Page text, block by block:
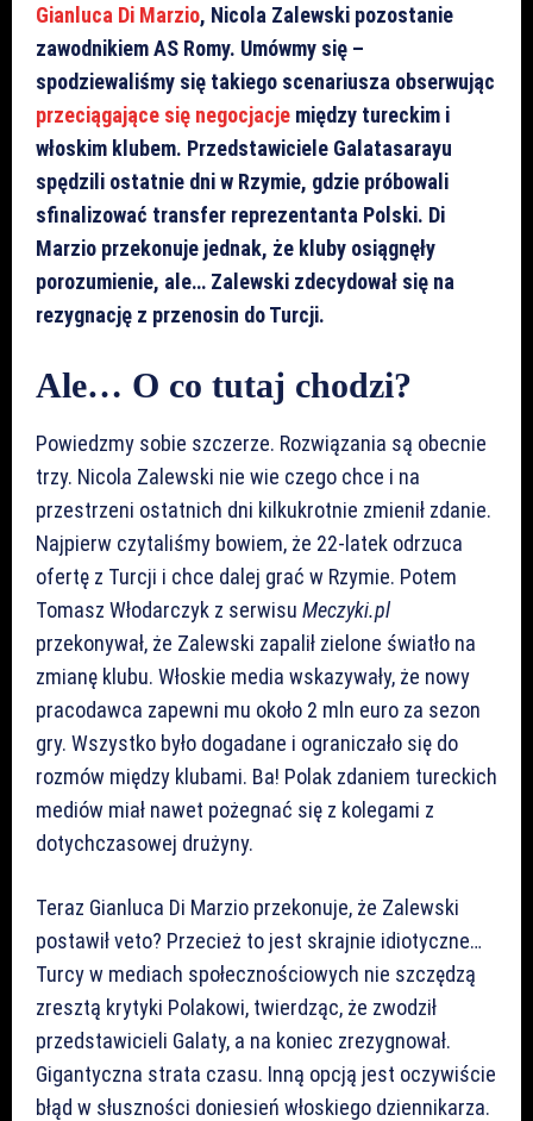
Gianluca Di Marzio, Nicola Zalewski pozostanie
zawodnikiem AS Romy. Umówmy się –
spodziewaliśmy się takiego scenariusza obserwując
przeciągające się negocjacje między tureckim i
włoskim klubem. Przedstawiciele Galatasarayu
spędzili ostatnie dni w Rzymie, gdzie próbowali
sfinalizować transfer reprezentanta Polski. Di
Marzio przekonuje jednak, że kluby osiągnęły
porozumienie, ale… Zalewski zdecydował się na
rezygnację z przenosin do Turcji.
Ale… O co tutaj chodzi?
Powiedzmy sobie szczerze. Rozwiązania są obecnie
trzy. Nicola Zalewski nie wie czego chce i na
przestrzeni ostatnich dni kilkukrotnie zmienił zdanie.
Najpierw czytaliśmy bowiem, że 22-latek odrzuca
ofertę z Turcji i chce dalej grać w Rzymie. Potem
Tomasz Włodarczyk z serwisu Meczyki.pl
przekonywał, że Zalewski zapalił zielone światło na
zmianę klubu. Włoskie media wskazywały, że nowy
pracodawca zapewni mu około 2 mln euro za sezon
gry. Wszystko było dogadane i ograniczało się do
rozmów między klubami. Ba! Polak zdaniem tureckich
mediów miał nawet pożegnać się z kolegami z
dotychczasowej drużyny.
Teraz Gianluca Di Marzio przekonuje, że Zalewski
postawił veto? Przecież to jest skrajnie idiotyczne…
Turcy w mediach społecznościowych nie szczędzą
zresztą krytyki Polakowi, twierdząc, że zwodził
przedstawicieli Galaty, a na koniec zrezygnował.
Gigantyczna strata czasu. Inną opcją jest oczywiście
błąd w słuszności doniesień włoskiego dziennikarza.